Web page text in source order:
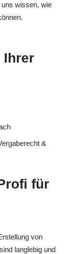
wissen, wie
Ihrer
&
für
von
langlebig und